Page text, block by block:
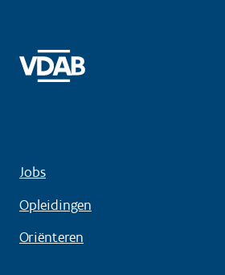
Jobs
Opleidingen
Oriënteren